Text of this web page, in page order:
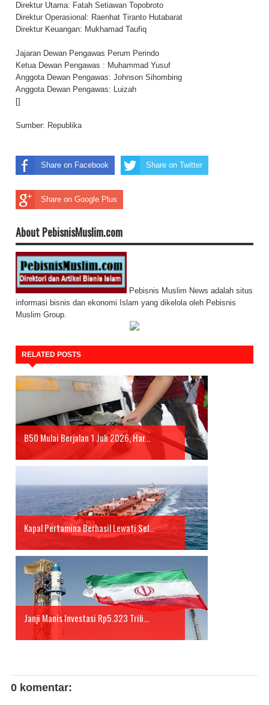
Direktur Utama: Fatah Setiawan Topobroto
Direktur Operasional: Raenhat Tiranto Hutabarat
Direktur Keuangan: Mukhamad Taufiq
Jajaran Dewan Pengawas Perum Perindo
Ketua Dewan Pengawas : Muhammad Yusuf
Anggota Dewan Pengawas: Johnson Sihombing
Anggota Dewan Pengawas: Luizah
[]
Sumber: Republika
Share on Facebook Share on Twitter
Share on Google Plus
About PebisnisMuslim.com
Pebisnis Muslim News adalah situs
informasi bisnis dan ekonomi Islam yang dikelola oleh Pebisnis
Muslim Group.
RELATED POSTS
B50 Mulai Berjalan 1 Juli 2026, Har...
Kapal Pertamina Berhasil Lewati Sel...
Janji Manis Investasi Rp5.323 Trili...
0 komentar: